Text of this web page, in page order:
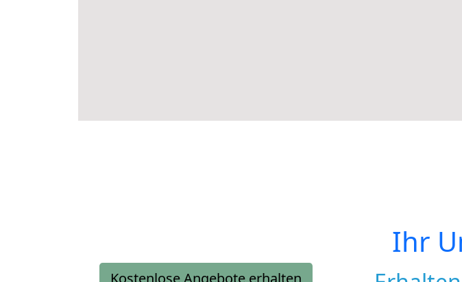
Kostenlose Angebote erhalten
Ihr